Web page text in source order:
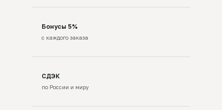
Бонусы 5%
с каждого заказа
СДЭК
по России и миру